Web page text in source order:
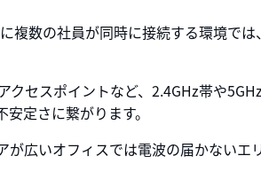
数の社員が同時に接続する環境では、
セスポイントなど、2.4GHz帯や
定さに繋がります。
が広いオフィスでは電波の届かないエ